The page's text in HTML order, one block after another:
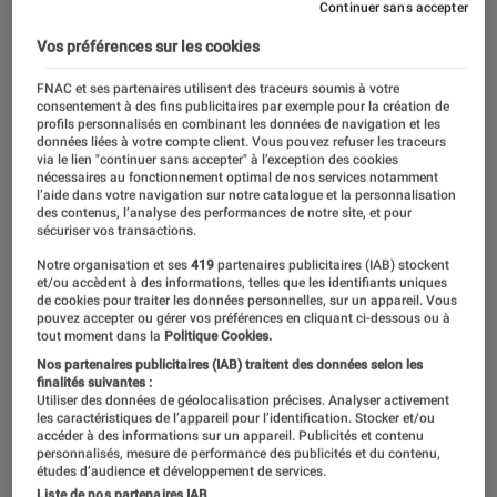
ARTICLE
Séries • 03 jan. 2022
Vos préférences sur les cookies
FNAC et ses partenaires utilisent des traceurs soumis à votre
consentement à des fins publicitaires par exemple pour la création de
profils personnalisés en combinant les données de navigation et les
données liées à votre compte client. Vous pouvez refuser les traceurs
via le lien "continuer sans accepter" à l’exception des cookies
nécessaires au fonctionnement optimal de nos services notamment
l’aide dans votre navigation sur notre catalogue et la personnalisation
des contenus, l’analyse des performances de notre site, et pour
sécuriser vos transactions.
Notre organisation et ses419 partenaires publicitaires (IAB) stockent
et/ou accèdent à des informations, telles que les identifiants uniques
de cookies pour traiter les données personnelles, sur un appareil. Vous
pouvez accepter ou gérer vos préférences en cliquant ci-dessous ou à
tout moment dans la Politique Cookies.
Nos partenaires publicitaires (IAB) traitent des données selon les
finalités suivantes :
Utiliser des données de géolocalisation précises. Analyser activement
les caractéristiques de l’appareil pour l’identification. Stocker et/ou
accéder à des informations sur un appareil. Publicités et contenu
personnalisés, mesure de performance des publicités et du contenu,
études d’audience et développement de services.
Continuer sans accepter